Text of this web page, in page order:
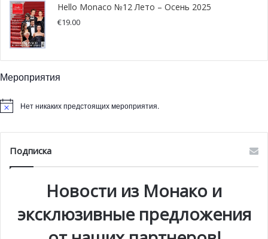
Hello Monaco №12 Лето – Осень 2025
€19.00
Мероприятия
Нет никаких предстоящих мероприятия.
Подписка
Новости из Монако и
эксклюзивные предложения